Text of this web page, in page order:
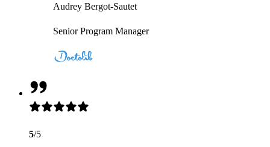
Audrey Bergot-Sautet
Senior Program Manager
5/5